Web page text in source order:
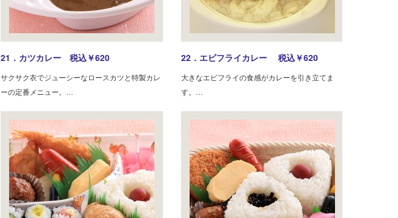
21．カツカレー 税込￥620
サクサク衣でジューシーなロースカツと特製カレ
ーの定番メニュー。…
22．エビフライカレー 税込￥620
大きなエビフライの食感がカレーを引き立てま
す。…